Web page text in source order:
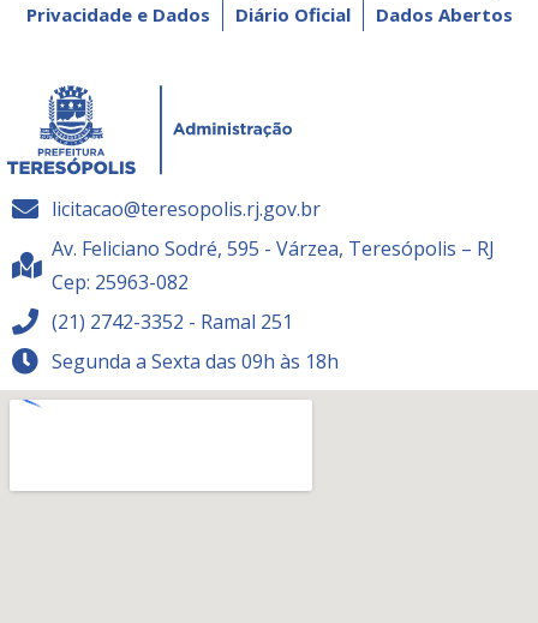
Privacidade e Dados
Diário Oficial Dados Abertos
licitacao@teresopolis.rj.gov.br
Av. Feliciano Sodré, 595 - Várzea, Teresópolis – RJ
Cep: 25963-082
(21) 2742-3352 - Ramal 251
Segunda a Sexta das 09h às 18h